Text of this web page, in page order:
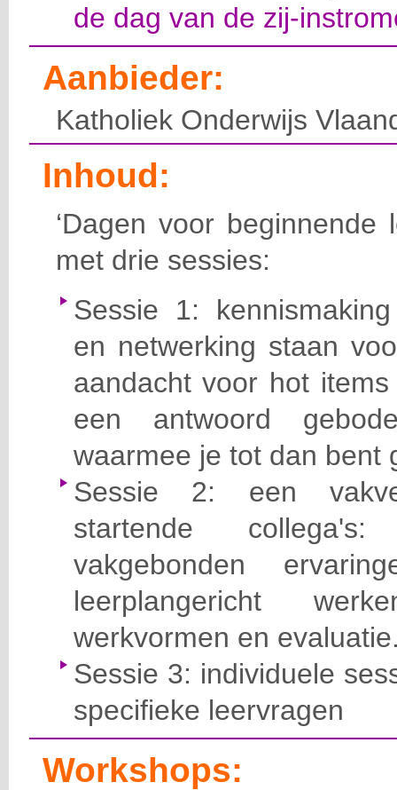
de dag van de zij-
Aanbieder:
Katholiek Onderwijs
Inhoud:
‘Dagen voor beginnende
met drie sessies:
Sessie 1:
en netwerking staan
aandacht voor hot
een antwoord
waarmee je tot dan bent
Sessie 2: een
startende
vakgebonden
leerplangericht
werkvormen en
Sessie 3: individuele
specifieke leervragen
Workshops: